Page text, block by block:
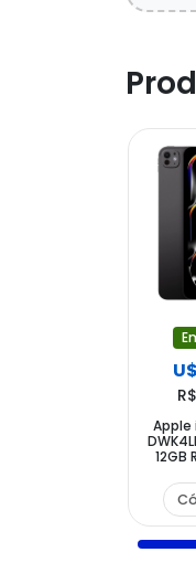
Apple
12GB